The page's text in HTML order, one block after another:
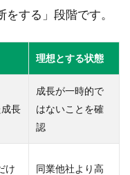
をする」段階です。
理想とする状態
長
成長が一時的で
はないことを確
認
け
同業他社より高